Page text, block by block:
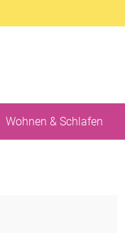
Wohnen & Schlafen